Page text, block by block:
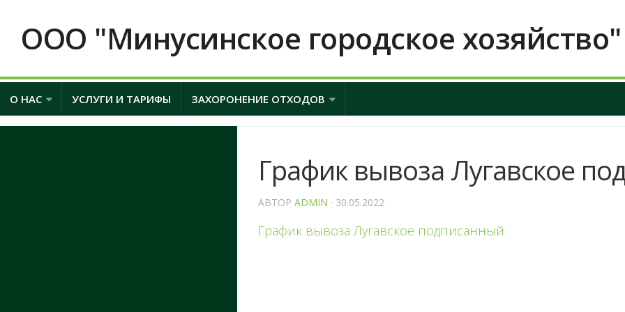
ООО "Минусинское городское хозяйство"
О НАС УСЛУГИ И ТАРИФЫ ЗАХОРОНЕНИЕ ОТХОДОВ
График вывоза Лугавское
АВТОР ADMIN · 30.05.2022
График вывоза Лугавское подписанный